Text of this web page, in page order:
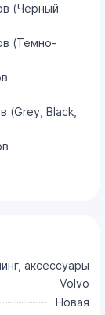
(Черный
(Темно-
(Grey, Black,
аксессуары
Volvo
Новая